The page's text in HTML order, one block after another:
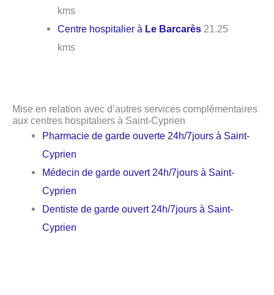
kms
Centre hospitalier à Le Barcarès 21.25
kms
Mise en relation avec d’autres services complémentaires
aux centres hospitaliers à Saint-Cyprien
Pharmacie de garde ouverte 24h/7jours à Saint-
Cyprien
Médecin de garde ouvert 24h/7jours à Saint-
Cyprien
Dentiste de garde ouvert 24h/7jours à Saint-
Cyprien